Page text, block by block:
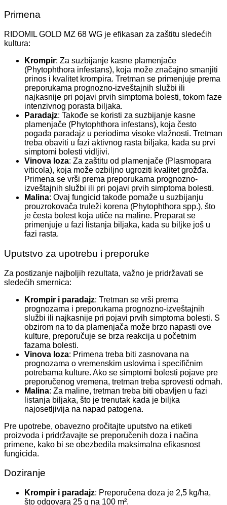
Primena
RIDOMIL GOLD MZ 68 WG je efikasan za zaštitu sledećih
kultura:
Krompir: Za suzbijanje kasne plamenjače
(Phytophthora infestans), koja može značajno smanjiti
prinos i kvalitet krompira. Tretman se primenjuje prema
preporukama prognozno-izveštajnih službi ili
najkasnije pri pojavi prvih simptoma bolesti, tokom faze
intenzivnog porasta biljaka.
Paradajz: Takođe se koristi za suzbijanje kasne
plamenjače (Phytophthora infestans), koja često
pogađa paradajz u periodima visoke vlažnosti. Tretman
treba obaviti u fazi aktivnog rasta biljaka, kada su prvi
simptomi bolesti vidljivi.
Vinova loza: Za zaštitu od plamenjače (Plasmopara
viticola), koja može ozbiljno ugroziti kvalitet grožđa.
Primena se vrši prema preporukama prognozno-
izveštajnih službi ili pri pojavi prvih simptoma bolesti.
Malina: Ovaj fungicid takođe pomaže u suzbijanju
prouzrokovača truleži korena (Phytophthora spp.), što
je česta bolest koja utiče na maline. Preparat se
primenjuje u fazi listanja biljaka, kada su biljke još u
fazi rasta.
Uputstvo za upotrebu i preporuke
Za postizanje najboljih rezultata, važno je pridržavati se
sledećih smernica:
Krompir i paradajz: Tretman se vrši prema
prognozama i preporukama prognozno-izveštajnih
službi ili najkasnije pri pojavi prvih simptoma bolesti. S
obzirom na to da plamenjača može brzo napasti ove
kulture, preporučuje se brza reakcija u početnim
fazama bolesti.
Vinova loza: Primena treba biti zasnovana na
prognozama o vremenskim uslovima i specifičnim
potrebama kulture. Ako se simptomi bolesti pojave pre
preporučenog vremena, tretman treba sprovesti odmah.
Malina: Za maline, tretman treba biti obavljen u fazi
listanja biljaka, što je trenutak kada je biljka
najosetljivija na napad patogena.
Pre upotrebe, obavezno pročitajte uputstvo na etiketi
proizvoda i pridržavajte se preporučenih doza i načina
primene, kako bi se obezbedila maksimalna efikasnost
fungicida.
Doziranje
Krompir i paradajz: Preporučena doza je 2,5 kg/ha,
što odgovara 25 g na 100 m².